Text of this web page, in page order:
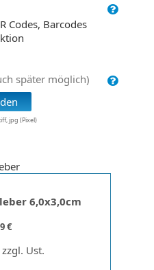
Codes, Barcodes
später möglich)
jpg (Pixel)
6,0x3,0cm
€
Ust.